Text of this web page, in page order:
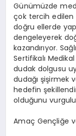
Günümüzde
çok tercih edilen
doğru ellerde
dengeleyerek
kazandırıyor.
Sertifikalı
dudak dolgusu
dudağı şişirmek
hedefin
olduğunu
Amaç Gençliğe